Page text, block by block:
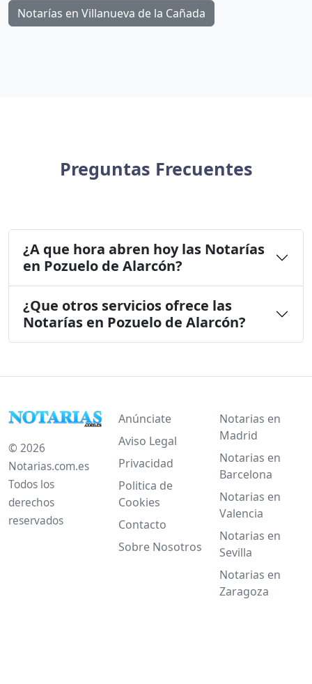
Notarías en Villanueva de la Cañada
Preguntas Frecuentes
¿A que hora abren hoy las Notarías
en Pozuelo de Alarcón?
¿Que otros servicios ofrece las
Notarías en Pozuelo de Alarcón?
© 2026
Notarias.com.es
Todos los
derechos
reservados
Anúnciate
Aviso Legal
Privacidad
Politica de
Cookies
Contacto
Sobre Nosotros
Notarias en
Madrid
Notarias en
Barcelona
Notarias en
Valencia
Notarias en
Sevilla
Notarias en
Zaragoza